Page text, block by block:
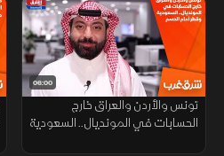
06:00
تونس والأردن والعراق خارج
الحسابات في المونديال.. السعودية